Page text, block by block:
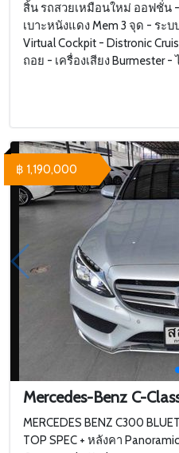
สิ้น รถสวยเหมือนใหม่ ออฟชั่น
เบาะหนังแดง Mem 3 จุด - ร
Virtual Cockpit - Distronic
ถอย - เครื่องเสียง Burmester -
Mercedes-Benz C-
MERCEDES BENZ C300
TOP SPEC + หลังคา
฿ 1,190,000